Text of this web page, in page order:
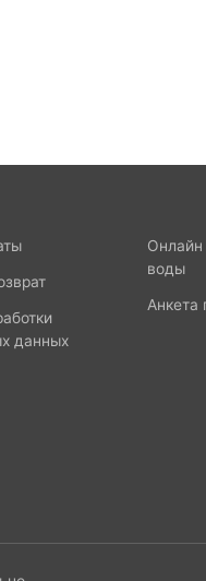
данных
Онлайн
воды
Анкета